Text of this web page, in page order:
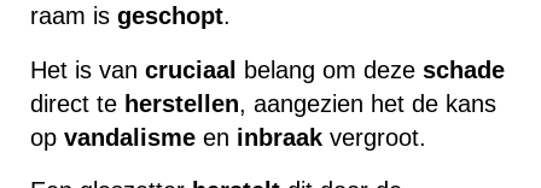
raam is geschopt.
Het is van cruciaal belang om deze schade
direct te herstellen, aangezien het de kans
op vandalisme en inbraak vergroot.